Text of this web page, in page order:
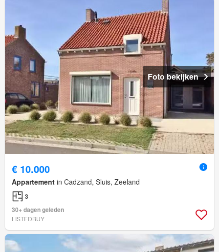
Foto bekijken
€ 10.000
Appartement in Cadzand, Sluis, Zeeland
3
30+ dagen geleden
LISTEDBUY